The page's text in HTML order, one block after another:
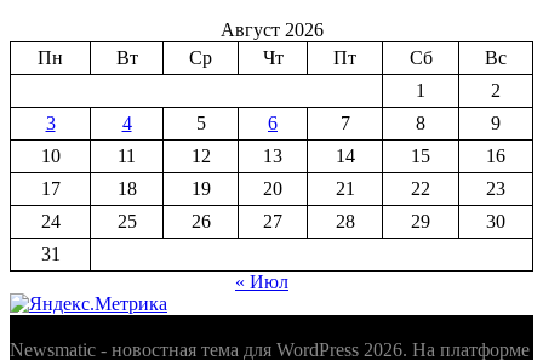
Август 2026
Пн
Вт Ср Чт Пт Сб
Вс
1
2
3
4 5 6 7 8
9
10
11 12 13 14 15
16
17
18 19 20 21 22
23
24
25 26 27 28 29
30
31
« Июл
Newsmatic - новостная тема для WordPress 2026. На платформе